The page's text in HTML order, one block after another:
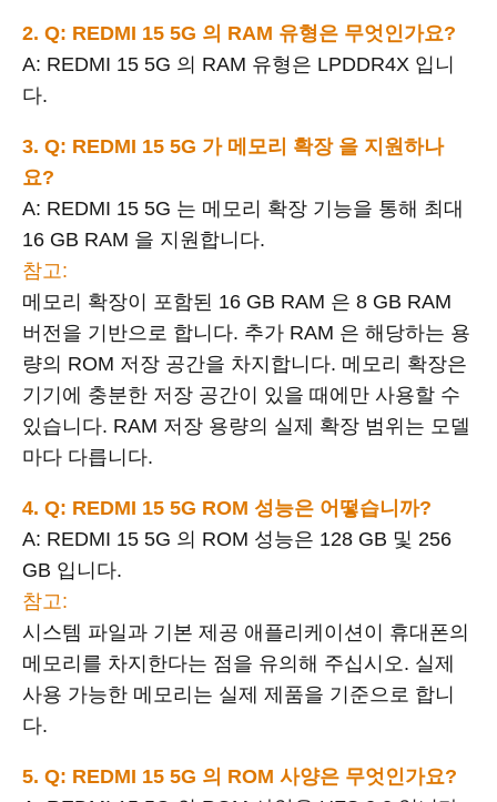
2. Q: REDMI 15 5G 의 RAM 유형은 무엇인가요?
A: REDMI 15 5G 의 RAM 유형은 LPDDR4X 입니
다.
3. Q: REDMI 15 5G 가 메모리 확장 을 지원하나
요?
A: REDMI 15 5G 는 메모리 확장 기능을 통해 최대
16 GB RAM 을 지원합니다.
참고:
메모리 확장이 포함된 16 GB RAM 은 8 GB RAM
버전을 기반으로 합니다. 추가 RAM 은 해당하는 용
량의 ROM 저장 공간을 차지합니다. 메모리 확장은
기기에 충분한 저장 공간이 있을 때에만 사용할 수
있습니다. RAM 저장 용량의 실제 확장 범위는 모델
마다 다릅니다.
4. Q: REDMI 15 5G ROM 성능은 어떻습니까?
A: REDMI 15 5G 의 ROM 성능은 128 GB 및 256
GB 입니다.
참고:
시스템 파일과 기본 제공 애플리케이션이 휴대폰의
메모리를 차지한다는 점을 유의해 주십시오. 실제
사용 가능한 메모리는 실제 제품을 기준으로 합니
다.
5. Q: REDMI 15 5G 의 ROM 사양은 무엇인가요?